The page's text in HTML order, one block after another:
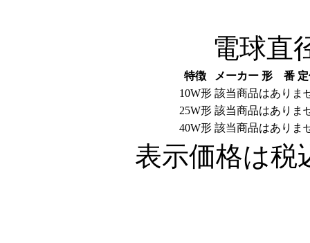
電球直
特徴 メーカー 形 番
10W形 該当商品はありま
25W形 該当商品はありま
40W形 該当商品はありま
表示価格は税